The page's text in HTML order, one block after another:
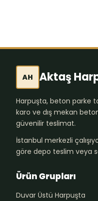
AH Aktaş
Harpuşta, beton parke
karo ve dış mekan
güvenilir teslimat.
İstanbul merkezli
göre depo teslim veya
Ürün Grupları
Duvar Üstü Harpuşta